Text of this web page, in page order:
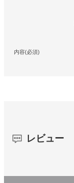
内容(必須)
レビュー